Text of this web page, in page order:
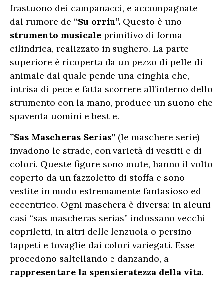
frastuono dei campanacci, e accompagnate
dal rumore de ‘‘Su orriu”. Questo è uno
strumento musicale primitivo di forma
cilindrica, realizzato in sughero. La parte
superiore è ricoperta da un pezzo di pelle di
animale dal quale pende una cinghia che,
intrisa di pece e fatta scorrere all’interno dello
strumento con la mano, produce un suono che
spaventa uomini e bestie.
”Sas Mascheras Serias” (le maschere serie)
invadono le strade, con varietà di vestiti e di
colori. Queste figure sono mute, hanno il volto
coperto da un fazzoletto di stoffa e sono
vestite in modo estremamente fantasioso ed
eccentrico. Ogni maschera è diversa: in alcuni
casi “sas mascheras serias” indossano vecchi
copriletti, in altri delle lenzuola o persino
tappeti e tovaglie dai colori variegati. Esse
procedono saltellando e danzando, a
rappresentare la spensieratezza della vita.